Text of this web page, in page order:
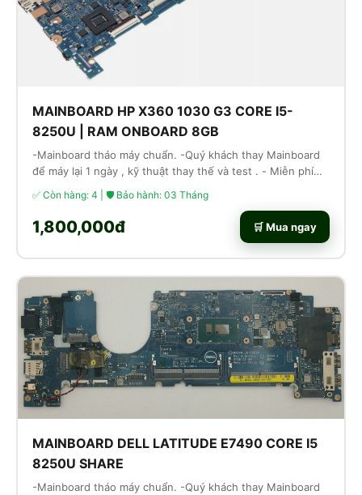
MAINBOARD HP X360 1030 G3 CORE I5-
8250U | RAM ONBOARD 8GB
-Mainboard tháo máy chuẩn. -Quý khách thay Mainboard
để máy lại 1 ngày , kỹ thuật thay thế và test . - Miễn phí
công thay thế lắp ráp
✅ Còn hàng: 4 | 🛡 Bảo hành: 03 Tháng
1,800,000đ 🛒 Mua ngay
MAINBOARD DELL LATITUDE E7490 CORE I5
8250U SHARE
-Mainboard tháo máy chuẩn. -Quý khách thay Mainboard